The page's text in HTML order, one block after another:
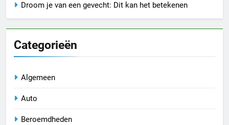
Droom je van een gevecht: Dit kan het betekenen
Categorieën
Algemeen
Auto
Beroemdheden